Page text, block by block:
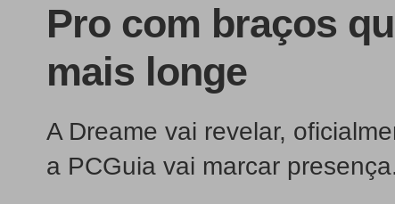
Pro com braços
mais longe
A Dreame vai revelar,
a PCGuia vai marcar